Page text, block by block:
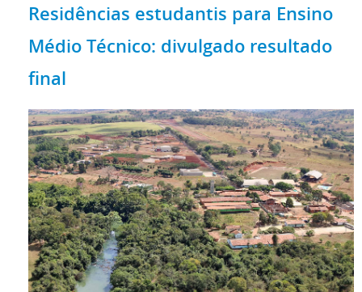
Residências estudantis para Ensino
Médio Técnico: divulgado resultado
final